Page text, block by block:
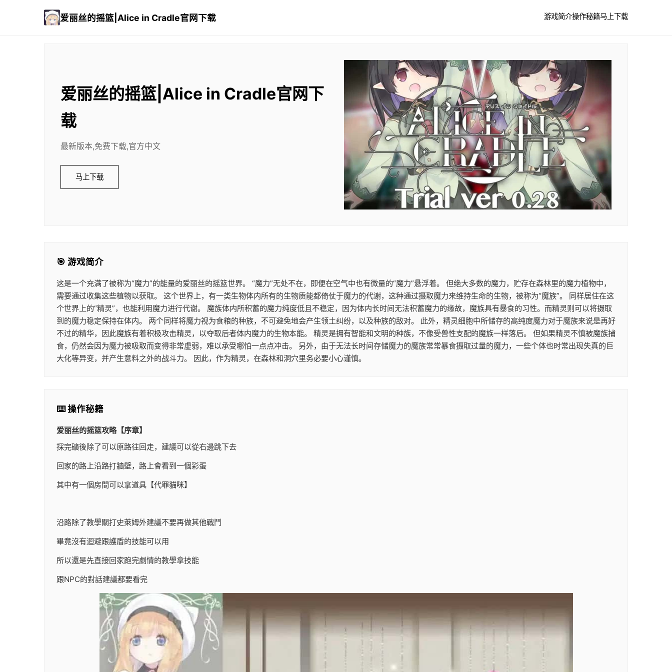
爱丽丝的摇篮|Alice in Cradle官网下载 游戏简介操作秘籍马上下载
爱丽丝的摇篮|Alice in Cradle官网下
载
最新版本,免费下载,官方中文
马上下载
🎯 游戏简介
这是一个充满了被称为“魔力”的能量的爱丽丝的摇篮世界。 “魔力”无处不在，即便在空气中也有微量的“魔力”悬浮着。 但绝大多数的魔力，贮存在森林里的魔力植物中，
需要通过收集这些植物以获取。 这个世界上，有一类生物体内所有的生物质能都倚仗于魔力的代谢，这种通过摄取魔力来维持生命的生物，被称为“魔族”。 同样居住在这
个世界上的“精灵”，也能利用魔力进行代谢。 魔族体内所积蓄的魔力纯度低且不稳定，因为体内长时间无法积蓄魔力的缘故，魔族具有暴食的习性。而精灵则可以将摄取
到的魔力稳定保持在体内。 两个同样将魔力视为食粮的种族，不可避免地会产生领土纠纷，以及种族的敌对。 此外，精灵细胞中所储存的高纯度魔力对于魔族来说是再好
不过的精华，因此魔族有着积极攻击精灵，以夺取后者体内魔力的生物本能。 精灵是拥有智能和文明的种族，不像受兽性支配的魔族一样落后。 但如果精灵不慎被魔族捕
食，仍然会因为魔力被吸取而变得非常虚弱，难以承受哪怕一点点冲击。 另外，由于无法长时间存储魔力的魔族常常暴食摄取过量的魔力，一些个体也时常出现失真的巨
大化等异变，并产生意料之外的战斗力。 因此，作为精灵，在森林和洞穴里务必要小心谨慎。
⌨️ 操作秘籍
爱丽丝的摇篮攻略【序章】
採完礦後除了可以原路往回走，建議可以從右邊跳下去
回家的路上沿路打牆壁，路上會看到一個彩蛋
其中有一個房間可以拿道具【代罪貓咪】
沿路除了教學關打史萊姆外建議不要再做其他戰鬥
畢竟沒有迴避跟護盾的技能可以用
所以還是先直接回家跑完劇情的教學拿技能
跟NPC的對話建議都要看完